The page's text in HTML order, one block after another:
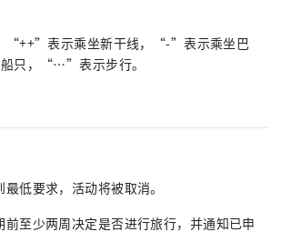
“++”表示乘坐新干线，“-”表示乘坐巴
只，“…”表示步行。
低要求，活动将被取消。
前至少两周决定是否进行旅行，并通知已申